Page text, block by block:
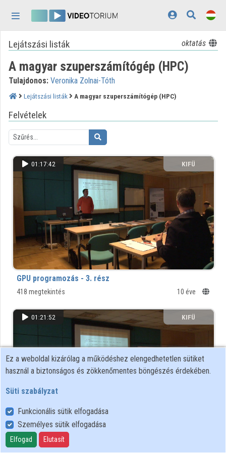
Kezdőlap
Bejelentkezés
Felfedezés
Lejátszási listák
Közreműködők
Megjelenés:
Lejátszási listák oktatás
A magyar szuperszámítógép (HPC)
Tulajdonos: Veronika Zolnai-Tóth
Lejátszási listák A magyar szuperszámítógép (HPC)
Felvételek
01:17:42 KIFÜ
GPU programozás - 3. rész
418 megtekintés 10 éve
01:21:52 KIFÜ
GPU programozás - 2. rész
685 megtekintés
Ez a weboldal kizárólag a működéshez elengedhetetlen sütiket
használ a biztonságos és zökkenőmentes böngészés érdekében.
Süti szabályzat
Funkcionális sütik elfogadása
Személyes sütik elfogadása
Elfogad Elutasít